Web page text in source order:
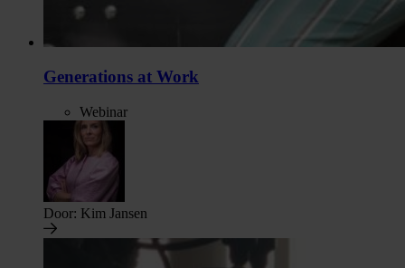
Generations at Work
Webinar
Door: Kim Jansen